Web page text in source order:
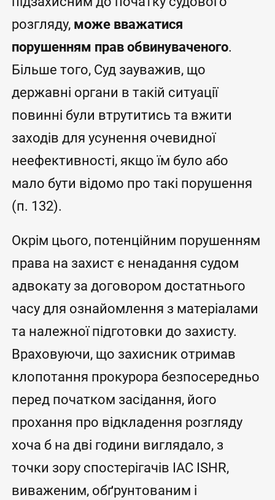
розгляду, може вважатися
порушенням прав обвинуваченого.
Більше того, Суд зауважив, що
державні органи в такій ситуації
повинні були втрутитись та вжити
заходів для усунення очевидної
неефективності, якщо їм було або
мало бути відомо про такі порушення
(п. 132).
Окрім цього, потенційним порушенням
права на захист є ненадання судом
адвокату за договором достатнього
часу для ознайомлення з матеріалами
та належної підготовки до захисту.
Враховуючи, що захисник отримав
клопотання прокурора безпосередньо
перед початком засідання, його
прохання про відкладення розгляду
хоча б на дві години виглядало, з
точки зору спостерігачів IAC ISHR,
виваженим, обґрунтованим і